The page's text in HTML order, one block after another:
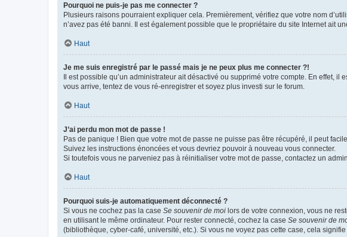
Pourquoi ne puis-je pas me connecter ?
Plusieurs raisons pourraient expliquer cela. Premièrement, vérifiez que votre nom
n’avez pas été banni. Il est également possible que le propriétaire du site Internet ait
Haut
Je me suis enregistré par le passé mais je ne peux plus me connecter ?!
Il est possible qu’un administrateur ait désactivé ou supprimé votre compte. En effet,
vous arrive, tentez de vous ré-enregistrer et soyez plus investi sur le forum.
Haut
J’ai perdu mon mot de passe !
Pas de panique ! Bien que votre mot de passe ne puisse pas être récupéré, il peut
Suivez les instructions énoncées et vous devriez pouvoir à nouveau vous connecter.
Si toutefois vous ne parveniez pas à réinitialiser votre mot de passe, contactez un
Haut
Pourquoi suis-je automatiquement déconnecté ?
Si vous ne cochez pas la case Se souvenir de moi lors de votre connexion, vous ne
en utilisant le même ordinateur. Pour rester connecté, cochez la case Se souvenir de
(bibliothèque, cyber-café, université, etc.). Si vous ne voyez pas cette case, cela